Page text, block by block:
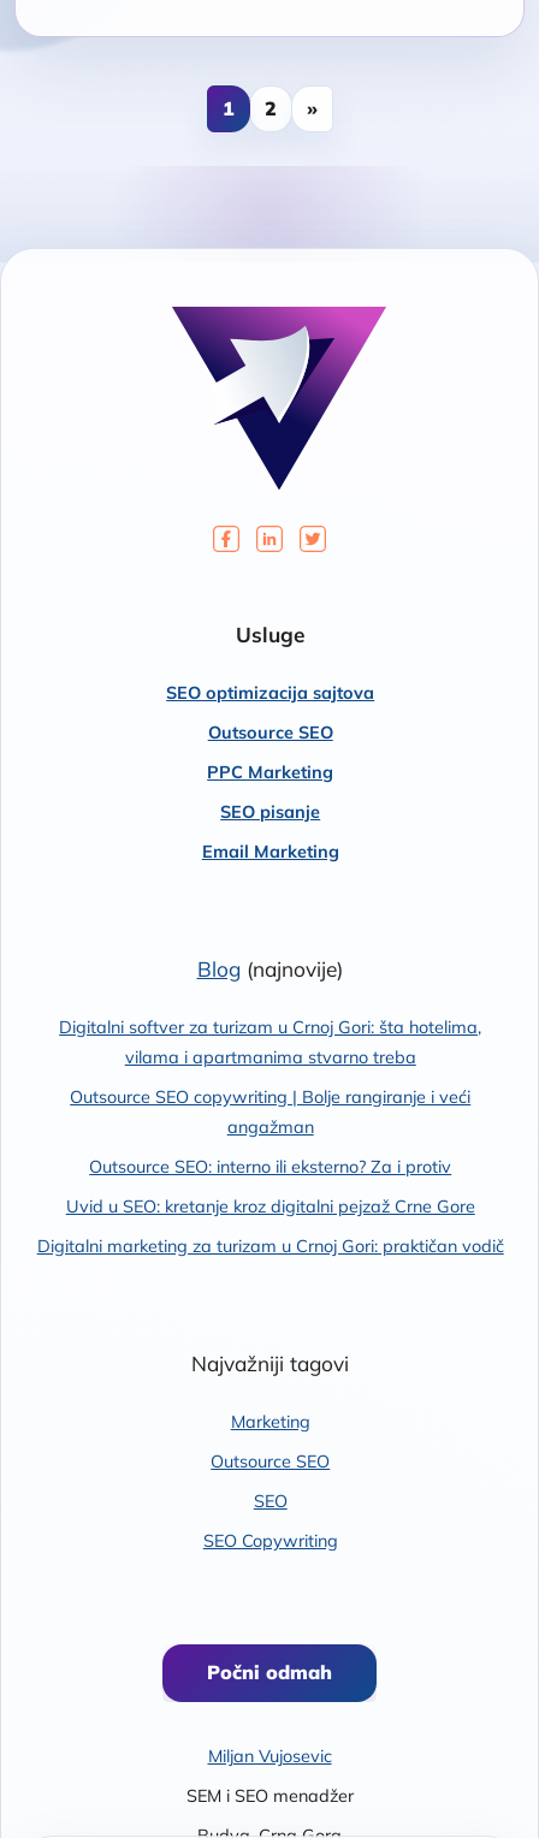
1 2 »
Usluge
SEO optimizacija sajtova
Outsource SEO
PPC Marketing
SEO pisanje
Email Marketing
Blog(najnovije)
Digitalni softver za turizam u Crnoj Gori: šta hotelima,
vilama i apartmanima stvarno treba
Outsource SEO copywriting | Bolje rangiranje i veći
angažman
Outsource SEO: interno ili eksterno? Za i protiv
Uvid u SEO: kretanje kroz digitalni pejzaž Crne Gore
Digitalni marketing za turizam u Crnoj Gori: praktičan vodič
Najvažniji tagovi
Marketing
Outsource SEO
SEO
SEO Copywriting
Počni odmah
Miljan Vujosevic
SEM i SEO menadžer